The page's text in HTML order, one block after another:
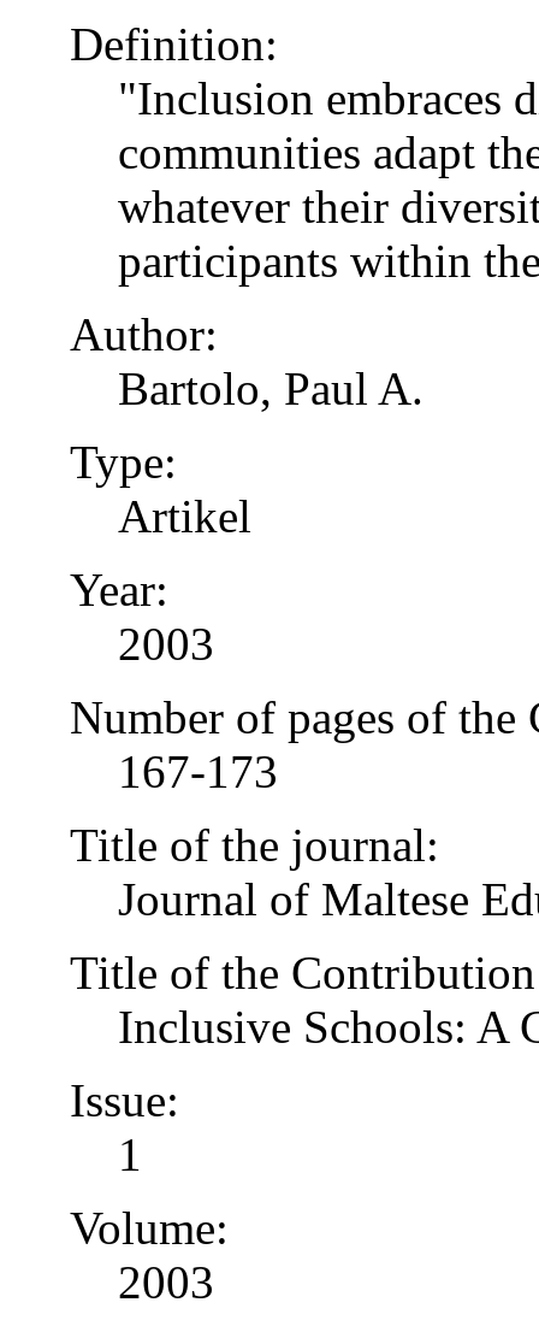
Definition:
"Inclusion embraces
communities adapt
whatever their
participants within
Author:
Bartolo, Paul A.
Type:
Artikel
Year:
2003
Number of pages of
167-173
Title of the journal:
Journal of Maltese
Title of the
Inclusive Schools: A
Issue:
1
Volume:
2003